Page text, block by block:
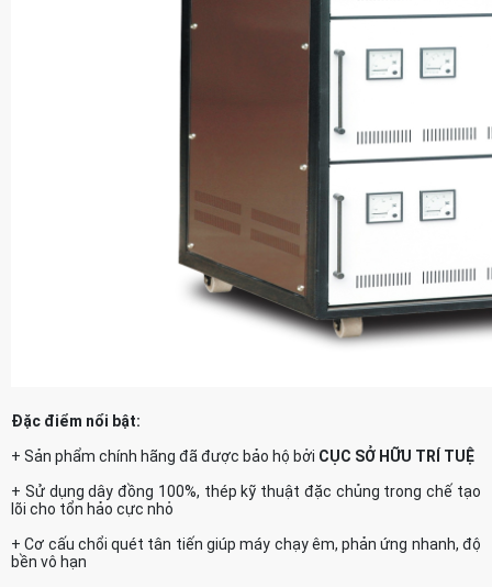
Đặc điểm nổi bật:
+ Sản phẩm chính hãng đã được bảo hộ bởi CỤC SỞ HỮU TRÍ TUỆ
+ Sử dụng dây đồng 100%, thép kỹ thuật đặc chủng trong chế tạo
lõi cho tổn hảo cực nhỏ
+ Cơ cấu chổi quét tân tiến giúp máy chạy êm, phản ứng nhanh, độ
bền vô hạn